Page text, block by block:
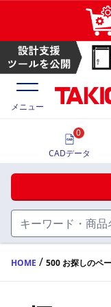
ハンドル
FA・A
蝶番・ス
価格一覧
製品カタログ
メニュー
0
CADデータ
HOME / 500 お探しのペ